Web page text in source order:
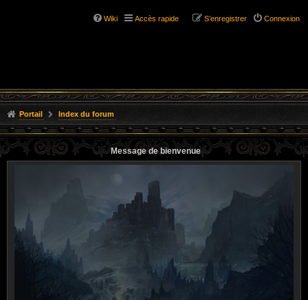
Wiki Accès rapide Connexion
S’enregistrer
Portail Index du forum
Message de bienvenue